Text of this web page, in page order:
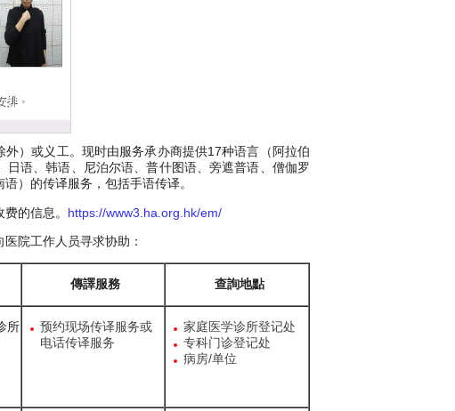
外）或义工。现时由服务承办商提供17种语言（阿拉伯
语、韩语、尼泊尔语、普什图语、旁遮普语、僧伽罗
）的传译服务，包括手语传译。
的信息。 https://www3.ha.org.hk/em/
院工作人员寻求协助：
傳譯服務 查詢地點
所
预约现场传译服务或
电话传译服务
家庭医学诊所登记处
专科门诊登记处
病房/单位